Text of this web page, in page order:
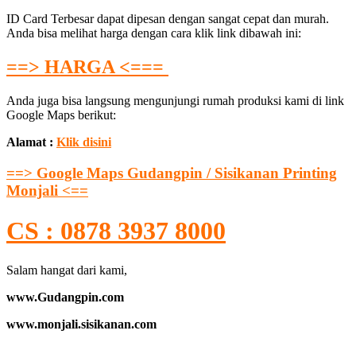
ID Card Terbesar dapat dipesan dengan sangat cepat dan murah.
Anda bisa melihat harga dengan cara klik link dibawah ini:
==> HARGA <===
Anda juga bisa langsung mengunjungi rumah produksi kami di link
Google Maps berikut:
Alamat : Klik disini
==> Google Maps Gudangpin / Sisikanan Printing
Monjali <==
CS : 0878 3937 8000
Salam hangat dari kami,
www.Gudangpin.com
www.monjali.sisikanan.com